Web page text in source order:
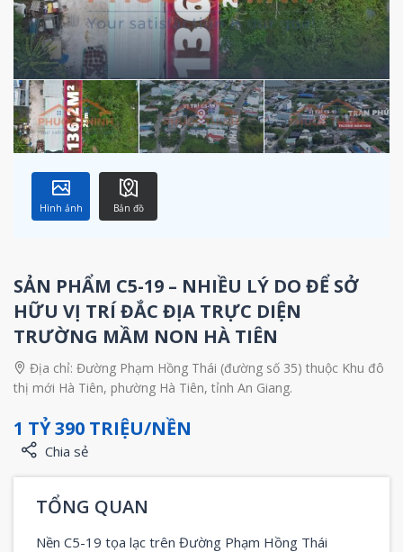
Hình ảnh Bản đồ
SẢN PHẨM C5-19 – NHIỀU LÝ DO ĐỂ SỞ
HỮU VỊ TRÍ ĐẮC ĐỊA TRỰC DIỆN
TRƯỜNG MẦM NON HÀ TIÊN
Địa chỉ: Đường Phạm Hồng Thái (đường số 35) thuộc Khu đô
thị mới Hà Tiên, phường Hà Tiên, tỉnh An Giang.
1 TỶ 390 TRIỆU/NỀN
Chia sẻ
TỔNG QUAN
Nền C5-19 tọa lạc trên Đường Phạm Hồng Thái